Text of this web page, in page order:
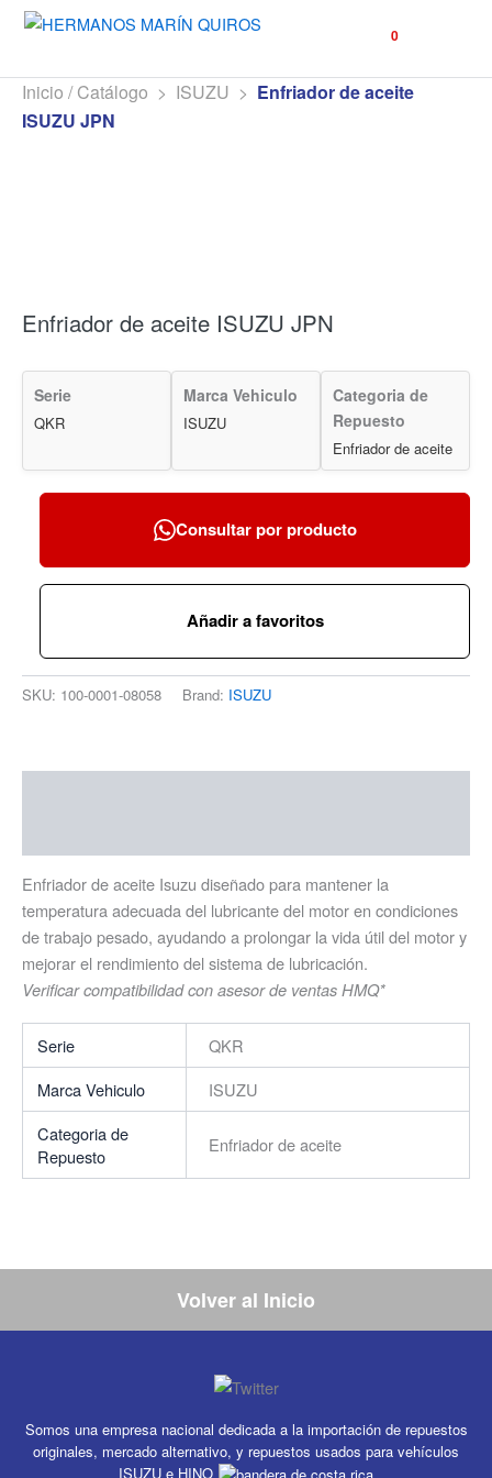
0
Inicio / Catálogo > ISUZU > Enfriador de aceite
ISUZU JPN
Enfriador de aceite ISUZU JPN
Serie
QKR
Marca Vehiculo
ISUZU
Categoria de
Repuesto
Enfriador de aceite
Consultar por producto
Añadir a favoritos
SKU: 100-0001-08058 Brand: ISUZU
Enfriador de aceite Isuzu diseñado para mantener la
temperatura adecuada del lubricante del motor en condiciones
de trabajo pesado, ayudando a prolongar la vida útil del motor y
mejorar el rendimiento del sistema de lubricación.
Verificar compatibilidad con asesor de ventas HMQ*
Serie
QKR
Marca Vehiculo
ISUZU
Categoria de
Repuesto
Enfriador de aceite
Volver al Inicio
Somos una empresa nacional dedicada a la importación de repuestos
originales, mercado alternativo, y repuestos usados para vehículos
ISUZU e HINO